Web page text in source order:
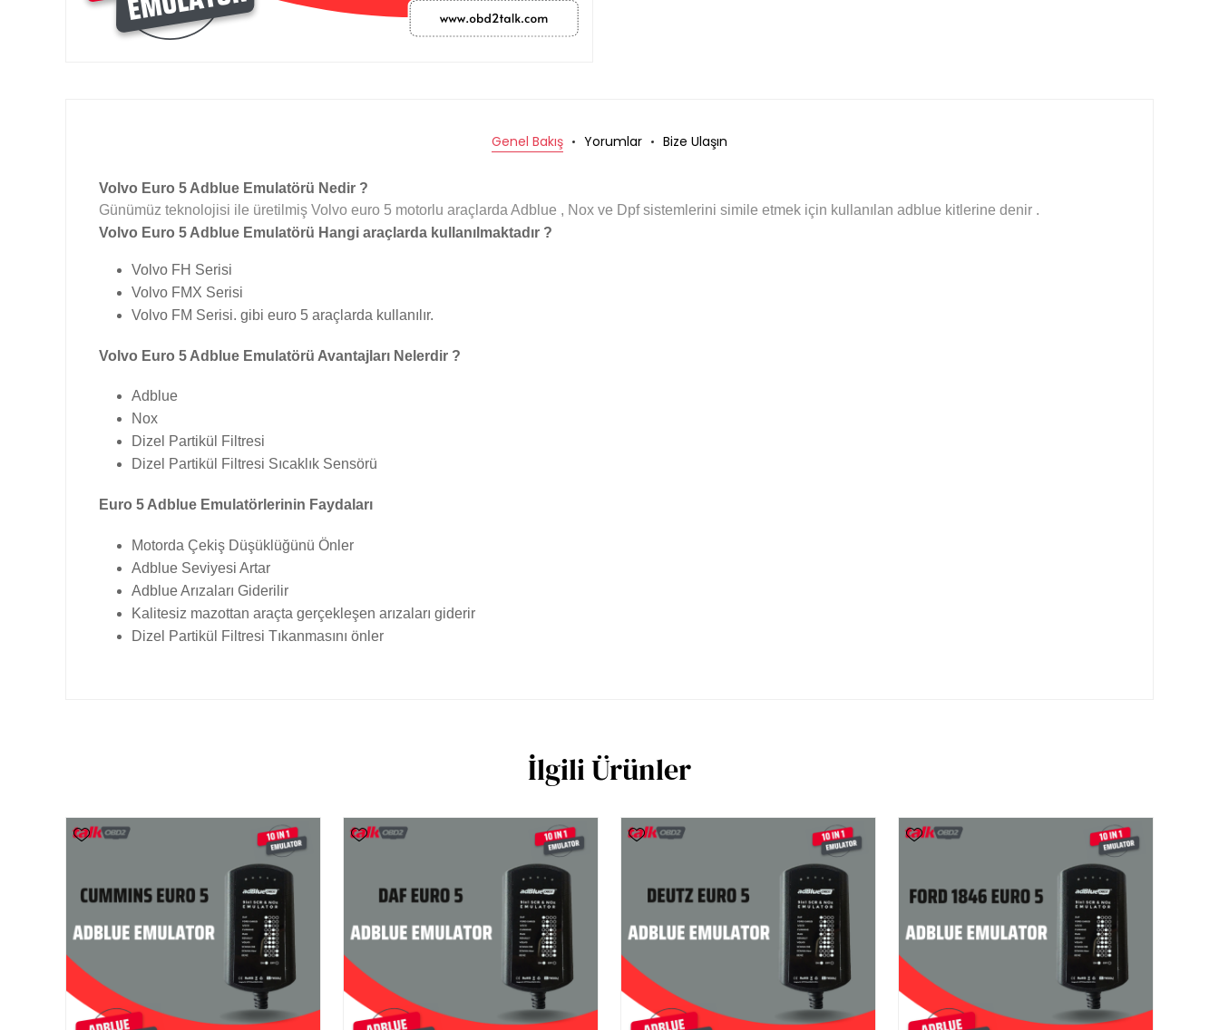
Genel Bakış Yorumlar Bize Ulaşın
Volvo Euro 5 Adblue Emulatörü Nedir ?
Günümüz teknolojisi ile üretilmiş Volvo euro 5 motorlu araçlarda Adblue , Nox ve Dpf sistemlerini simile etmek için kullanılan adblue kitlerine denir .
Volvo Euro 5 Adblue Emulatörü Hangi araçlarda kullanılmaktadır ?
Volvo FH Serisi
Volvo FMX Serisi
Volvo FM Serisi. gibi euro 5 araçlarda kullanılır.
Volvo Euro 5 Adblue Emulatörü Avantajları Nelerdir ?
Adblue
Nox
Dizel Partikül Filtresi
Dizel Partikül Filtresi Sıcaklık Sensörü
Euro 5 Adblue Emulatörlerinin Faydaları
Motorda Çekiş Düşüklüğünü Önler
Adblue Seviyesi Artar
Adblue Arızaları Giderilir
Kalitesiz mazottan araçta gerçekleşen arızaları giderir
Dizel Partikül Filtresi Tıkanmasını önler
İlgili Ürünler